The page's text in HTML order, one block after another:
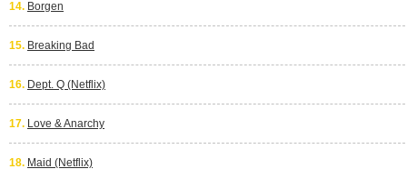
14. Borgen
15. Breaking Bad
16. Dept. Q (Netflix)
17. Love & Anarchy
18. Maid (Netflix)